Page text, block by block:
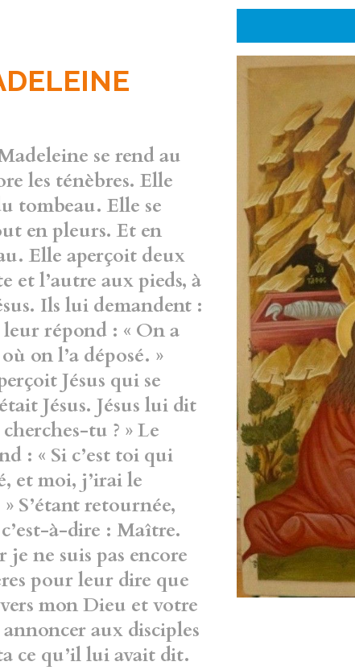
se rend au
les ténèbres. Elle
tombeau. Elle se
en pleurs. Et en
Elle aperçoit deux
et l’autre aux pieds, à
Ils lui demandent :
répond : « On a
on l’a déposé. »
Jésus qui se
Jésus. Jésus lui dit
tu ? » Le
: « Si c’est toi qui
et moi, j’irai le
S’étant retournée,
à-dire : Maître.
je ne suis pas encore
pour leur dire que
mon Dieu et votre
aux disciples
ce qu’il lui avait dit.